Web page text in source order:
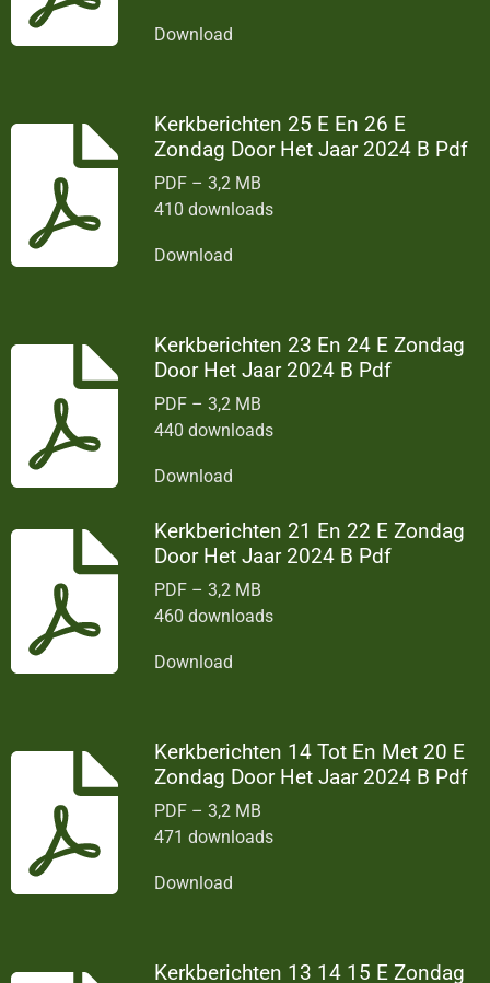
Download
Kerkberichten 25 E En 26 E
Zondag Door Het Jaar 2024 B Pdf
PDF – 3,2 MB
410 downloads
Download
Kerkberichten 23 En 24 E Zondag
Door Het Jaar 2024 B Pdf
PDF – 3,2 MB
440 downloads
Download
Kerkberichten 21 En 22 E Zondag
Door Het Jaar 2024 B Pdf
PDF – 3,2 MB
460 downloads
Download
Kerkberichten 14 Tot En Met 20 E
Zondag Door Het Jaar 2024 B Pdf
PDF – 3,2 MB
471 downloads
Download
Kerkberichten 13 14 15 E Zondag